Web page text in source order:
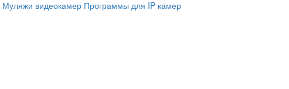
Муляжи видеокамер Программы для IP камер